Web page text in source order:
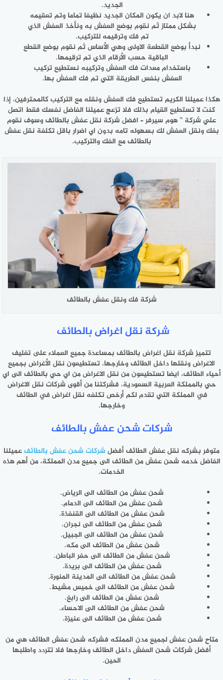
الجديد.
هنا لابد ان يكون المكان الجديد نظيفا تماما وتم تعقيمه
بشكل ممتاز ثم نقوم بوضع العفش به ونأخذ العفش الذي
تم فك وترقيمه للتركيب.
نبدأ بوضع القطعة الاولى وهي الأساس ثم نقوم بوضع القطع
الباقية حسب الأرقام الذي تم ترقيمها.
باستخدام معدات فك العفش وتركيبه نستطيع تركيب
العفش بنفس الطريقة التي تم فك العفش بها.
هكذا عميلنا الكريم تستطيع فك العفش ونقله مع التركيب كالمحترفين، إذا
كنت لا تستطيع القيام بذلك فلا تزعج عميلنا الفاضل نفسك فقط اتصل
علي شركة ” هوم سيرفر – افضل شركة نقل عفش بالطائف وسوف نقوم
بفك ونقل العفش لك بسهوله تامه بدون اي اضرار باقل تكلفة نقل عفش
بالطائف مع الفك والتركيب.
شركة فك ونقل عفش بالطائف
شركة نقل اغراض بالطائف
تتميز شركة نقل اغراض بالطائف بمساعدة جميع العملاء على تغليف
الاغراض ونقلها داخل الطائف وخارجها، تستطيعون نقل الأغراض بجميع
أحياء الطائف، ايضا تستطيعون من نقل الاغراض من اي حي بالطائف الى اي
حي بالمملكة العربية السعودية، فشركتنا من أقوى شركات نقل الاغراض
في المملكة التي تقدم لكم أرخص تكلفه نقل اغراض في الطائف
وخارجها.
شركات شحن عفش بالطائف
متوفر بشركه نقل عفش الطائف أفضل شركات شحن عفش بالطائفعميلنا
الفاضل خدمه شحن عفش من الطائف الى جميع مدن المملكة، من أهم هذه
الخدمات.
شحن عفش من الطائف الى الرياض.
شحن عفش من الطائف الى الدمام.
شحن عفش من الطائف الى القنفذة.
شحن عفش من الطائف الى نجران.
شحن عفش من الطائف الى الجبيل.
شحن عفش من الطائف الى مكه.
شحن عفش من الطائف الى حفر الباطن.
شحن عفش من الطائف الى بريدة.
شحن عفش من الطائف الى المدينة المنورة.
شحن عفش من الطائف الى خميس مشيط.
شحن عفش من الطائف الى رابغ.
شحن عفش من الطائف الى الاحساء.
شحن عفش من الطائف الى عنيزة.
متاح شحن عفش لجميع مدن المملكه فشركه شحن عفش الطائف هي من
أفضل شركات شحن العفش داخل الطائف وخارجها فلا تتردد واطلبها
الحين.